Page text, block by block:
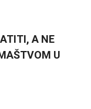
A NE
U